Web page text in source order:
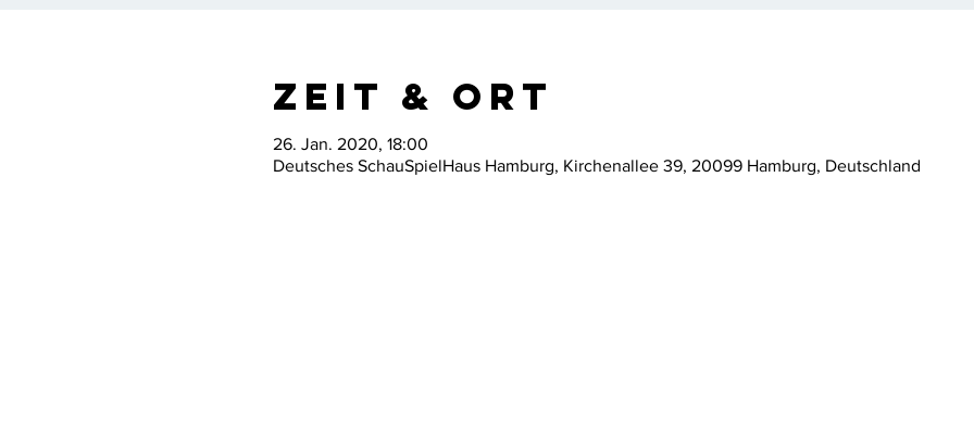
Zeit & Ort
26. Jan. 2020, 18:00
Deutsches SchauSpielHaus Hamburg, Kirchenallee 39, 20099 Hamburg, Deutschland